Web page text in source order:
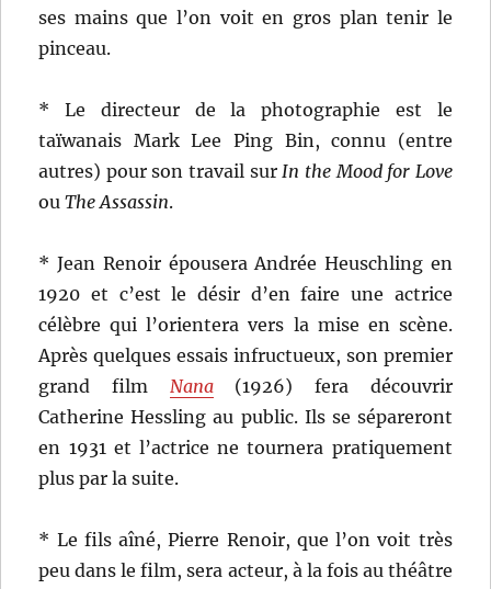
ses mains que l’on voit en gros plan tenir le
pinceau.
* Le directeur de la photographie est le
taïwanais Mark Lee Ping Bin, connu (entre
autres) pour son travail surIn the Mood for Love
ouThe Assassin.
* Jean Renoir épousera Andrée Heuschling en
1920 et c’est le désir d’en faire une actrice
célèbre qui l’orientera vers la mise en scène.
Après quelques essais infructueux, son premier
grand film Nana(1926) fera découvrir
Catherine Hessling au public. Ils se sépareront
en 1931 et l’actrice ne tournera pratiquement
plus par la suite.
* Le fils aîné, Pierre Renoir, que l’on voit très
peu dans le film, sera acteur, à la fois au théâtre